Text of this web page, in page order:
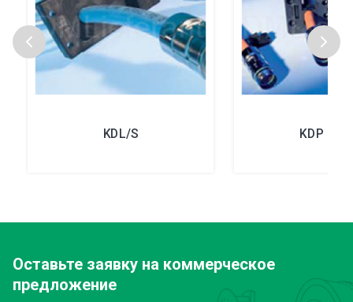
KDL/S KDP
Оставьте заявку на коммерческое
предложение